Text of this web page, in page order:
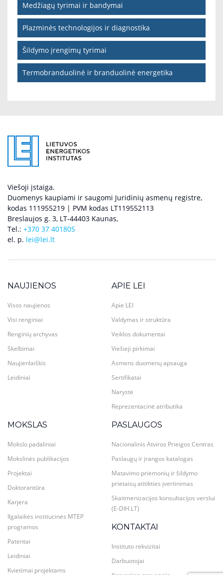
Medžiagų tyrimai ir bandymai
Plazminės technologijos ir diagnostika
Šildymo įrengimų tyrimai
Termobranduolinė ir branduolinė energetika
Viešoji įstaiga.
Duomenys kaupiami ir saugomi Juridinių asmenų registre,
kodas 111955219 | PVM kodas LT119552113
Breslaujos g. 3, LT-44403 Kaunas,
Tel.: +370 37 401805
el. p. lei@lei.lt
NAUJIENOS
Visos naujienos
Visi renginiai
Renginių archyvas
Skelbimai
Naujienlaiškis
Leidiniai
APIE LEI
Apie LEI
Valdymas ir struktūra
Veiklos dokumentai
Viešieji pirkimai
Asmens duomenų apsauga
Sertifikatai
Narystė
Reprezentacinė atributika
MOKSLAS
Mokslo padaliniai
Mokslinės publikacijos
Projektai
Doktorantūra
Karjera
Ilgalaikės institucinės MTEP
programos
Patentai
Leidiniai
Kvietimai projektams
PASLAUGOS
Nacionalinis Atviros Prieigos Centras
Paslaugų ir įrangos katalogas
Matavimo priemonių ir šildymo
prietaisų atitikties įvertinimas
Skaitmenizacijos konsultacijos verslui
(E-DIH.LT)
KONTAKTAI
Instituto rekvizitai
Darbuotojai